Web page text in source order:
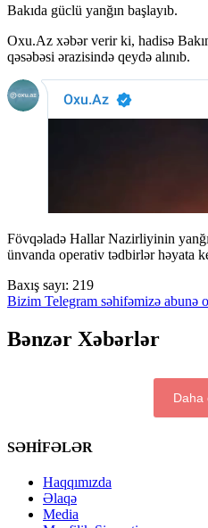
Bakıda güclü yanğın başlayıb.
Oxu.Az xəbər verir ki, hadisə
qəsəbəsi ərazisində qeydə alınıb.
Fövqəladə Hallar Nazirliyinin
ünvanda operativ tədbirlər həyata
Baxış sayı: 219
Bizim Telegram səhifəmizə abunə
Bənzər Xəbərlər
Daha
SƏHİFƏLƏR
Haqqımızda
Əlaqə
Media